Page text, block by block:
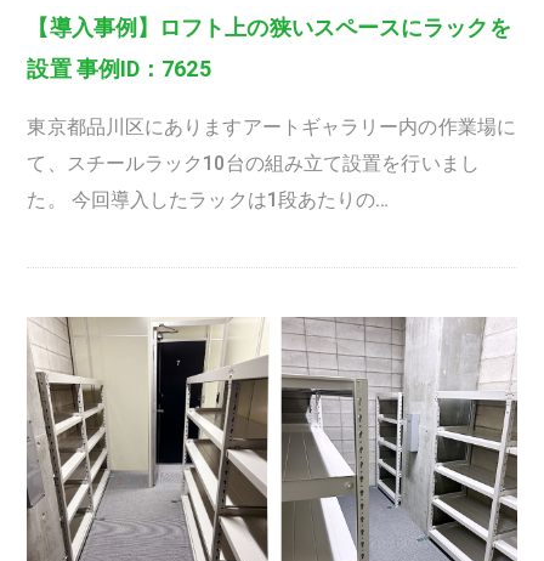
【導入事例】ロフト上の狭いスペースにラックを
設置 事例ID：7625
東京都品川区にありますアートギャラリー内の作業場に
て、スチールラック10台の組み立て設置を行いまし
た。 今回導入したラックは1段あたりの…